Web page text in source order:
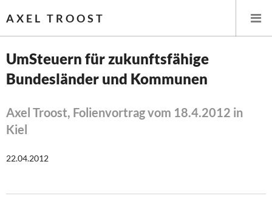
AXEL TROOST
Startseite
Themen
Steuer- und Finanzpolitik
UmSteuern für zukunftsfähige
Bundesländer und Kommunen
Axel Troost, Folienvortrag vom 18.4.2012 in
Kiel
22.04.2012